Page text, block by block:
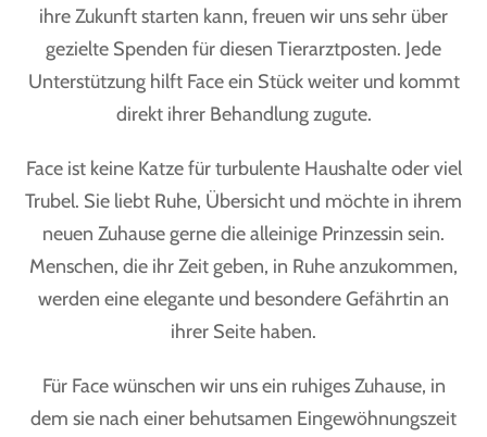
ihre Zukunft starten kann, freuen wir uns sehr über
gezielte Spenden für diesen Tierarztposten. Jede
Unterstützung hilft Face ein Stück weiter und kommt
direkt ihrer Behandlung zugute.
Face ist keine Katze für turbulente Haushalte oder viel
Trubel. Sie liebt Ruhe, Übersicht und möchte in ihrem
neuen Zuhause gerne die alleinige Prinzessin sein.
Menschen, die ihr Zeit geben, in Ruhe anzukommen,
werden eine elegante und besondere Gefährtin an
ihrer Seite haben.
Für Face wünschen wir uns ein ruhiges Zuhause, in
dem sie nach einer behutsamen Eingewöhnungszeit